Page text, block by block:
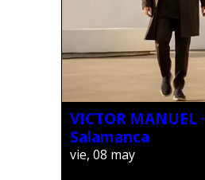
VICTOR MANUEL ·
Salamanca
vie, 08 may